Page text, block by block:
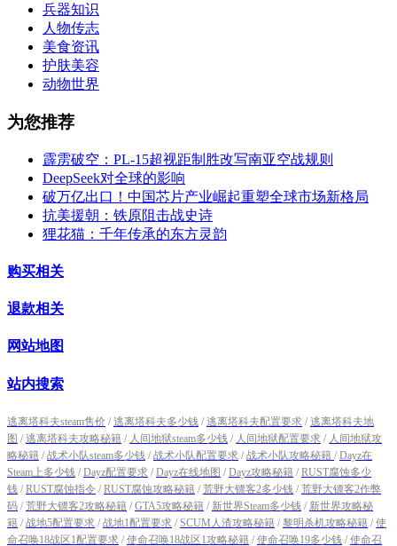
兵器知识
人物传志
美食资讯
护肤美容
动物世界
为您推荐
霹雳破空：PL-15超视距制胜改写南亚空战规则
DeepSeek对全球的影响
破万亿出口！中国芯片产业崛起重塑全球市场新格局
抗美援朝：铁原阻击战史诗
狸花猫：千年传承的东方灵韵
购买相关
退款相关
网站地图
站内搜索
逃离塔科夫steam售价 / 逃离塔科夫多少钱 / 逃离塔科夫配置要求 / 逃离塔科夫地
图 / 逃离塔科夫攻略秘籍 / 人间地狱steam多少钱 / 人间地狱配置要求 / 人间地狱攻
略秘籍 / 战术小队steam多少钱 / 战术小队配置要求 / 战术小队攻略秘籍 / Dayz在
Steam上多少钱 / Dayz配置要求 / Dayz在线地图 / Dayz攻略秘籍 / RUST腐蚀多少
钱 / RUST腐蚀指令 / RUST腐蚀攻略秘籍 / 荒野大镖客2多少钱 / 荒野大镖客2作弊
码 / 荒野大镖客2攻略秘籍 / GTA5攻略秘籍 / 新世界Steam多少钱 / 新世界攻略秘
籍 / 战地5配置要求 / 战地1配置要求 / SCUM人渣攻略秘籍 / 黎明杀机攻略秘籍 / 使
命召唤18战区1配置要求 / 使命召唤18战区1攻略秘籍 / 使命召唤19多少钱 / 使命召